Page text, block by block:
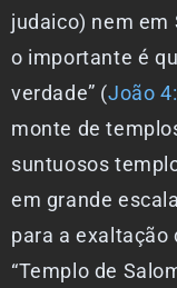
judaico) nem em
o importante é
verdade” (João
monte de
suntuosos
em grande
para a exaltação
“Templo de